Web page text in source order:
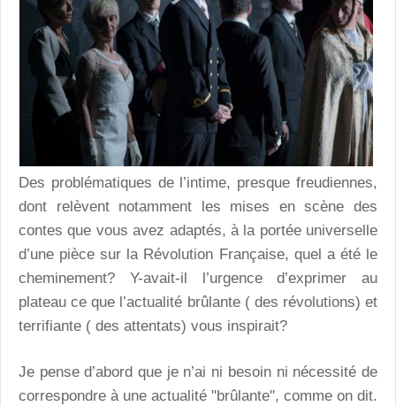
Des problématiques de l’intime, presque freudiennes,
dont relèvent notamment les mises en scène des
contes que vous avez adaptés, à la portée universelle
d’une pièce sur la Révolution Française, quel a été le
cheminement? Y-avait-il l’urgence d’exprimer au
plateau ce que l’actualité brûlante ( des révolutions) et
terrifiante ( des attentats) vous inspirait?
Je pense d’abord que je n’ai ni besoin ni nécessité de
correspondre à une actualité "brûlante", comme on dit.